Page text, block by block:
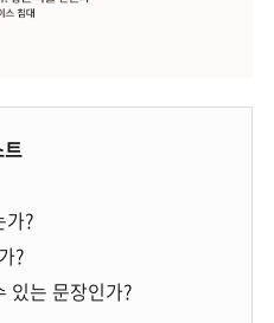
가?
?
있는 문장인가?